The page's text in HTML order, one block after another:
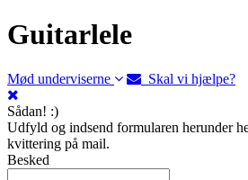
Guitarlele
Mød underviserne Skal vi hjælpe?
Sådan! :)
Udfyld og indsend formularen herunder
kvittering på mail.
Besked